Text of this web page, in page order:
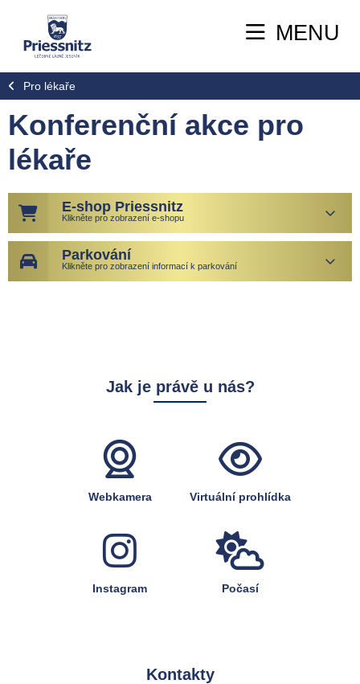
MENU
Pro lékaře
Konferenční akce pro
lékaře
E-shop Priessnitz
Klikněte pro zobrazení e-shopu
Parkování
Klikněte pro zobrazení informací k parkování
Jak je právě u nás?
Webkamera Virtuální prohlídka
Instagram Počasí
Kontakty